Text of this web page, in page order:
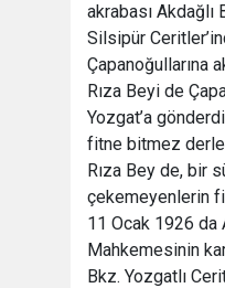
akrabası Akdağlı
Silsipür
Çapanoğullarına
Rıza Beyi de
Yozgat’a
fitne bitmez
Rıza Bey de, bir
çekemeyenlerin
11 Ocak 1926 da
Mahkemesinin
Bkz. Yozgatlı